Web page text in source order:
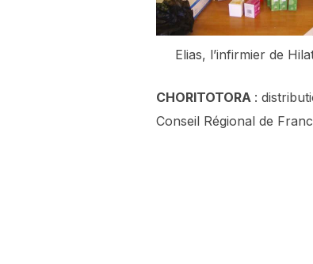
Elias, l’infirmier de
CHORITOTORA :
Conseil Régional de